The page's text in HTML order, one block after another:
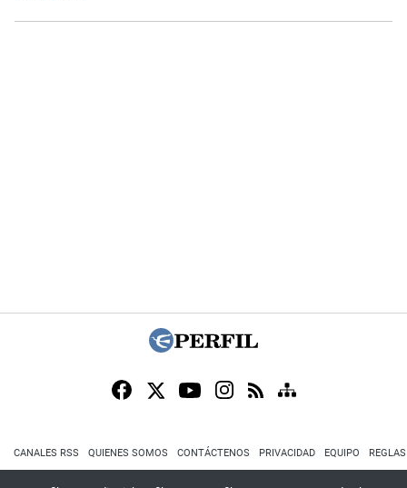
CANALES RSS QUIENES SOMOS CONTÁCTENOS PRIVACIDAD EQUIPO